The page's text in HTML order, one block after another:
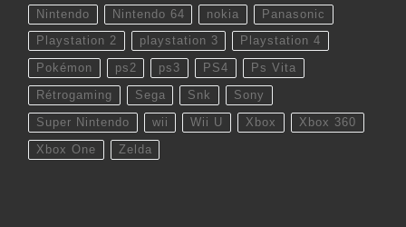
Nintendo Nintendo 64 nokia Panasonic
Playstation 2 playstation 3 Playstation 4
Pokémon ps2 ps3 PS4 Ps Vita
Rétrogaming Sega Snk Sony
Super Nintendo wii Wii U Xbox Xbox 360
Xbox One Zelda